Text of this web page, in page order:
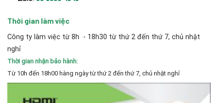
Thời gian làm việc
Công ty làm việc từ 8h - 18h30 từ thứ 2 đến thứ 7, chủ nhật
nghỉ
Thời gian nhận bảo hành:
Từ 10h đến 18h00 hàng ngày từ thứ 2 đến thứ 7, chủ nhật nghỉ